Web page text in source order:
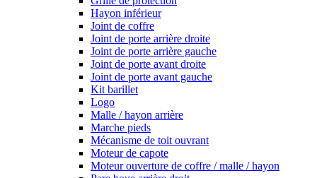
Hayon inférieur
Joint de coffre
Joint de porte arrière droite
Joint de porte arrière gauche
Joint de porte avant droite
Joint de porte avant gauche
Kit barillet
Logo
Malle / hayon arrière
Marche pieds
Mécanisme de toit ouvrant
Moteur de capote
Moteur ouverture de coffre / malle / hayon